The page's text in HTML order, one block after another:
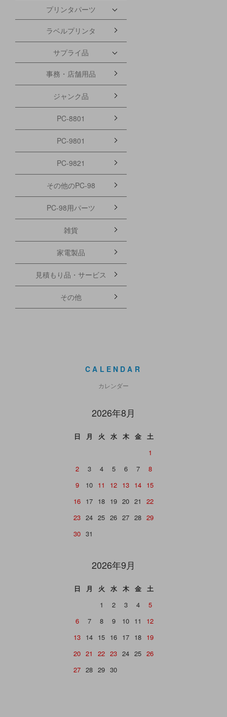
プリンタパーツ
ラベルプリンタ
サプライ品
事務・店舗用品
ジャンク品
PC-8801
PC-9801
PC-9821
その他のPC-98
PC-98用パーツ
雑貨
家電製品
見積もり品・サービス
その他
CALENDAR
カレンダー
2026年8月
日 月 火 水 木 金
土
1
2
3 4 5 6 7
8
9
10 11 12 13 14 15
16 17 18 19 20 21
22
23 24 25 26 27 28 29
30 31
2026年9月
日 月 火 水 木 金
土
1
2 3 4
5
6
7 8 9 10 11
12
13 14 15 16 17 18 19
20 21 22 23 24 25 26
27 28 29 30